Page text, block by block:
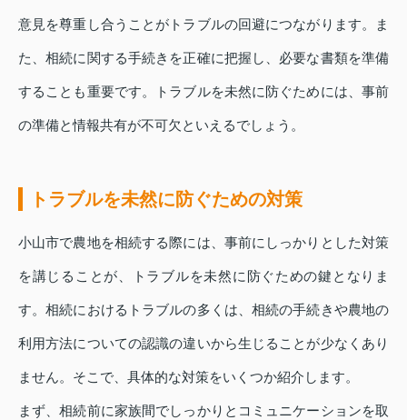
意見を尊重し合うことがトラブルの回避につながります。ま
た、相続に関する手続きを正確に把握し、必要な書類を準備
することも重要です。トラブルを未然に防ぐためには、事前
の準備と情報共有が不可欠といえるでしょう。
トラブルを未然に防ぐための対策
小山市で農地を相続する際には、事前にしっかりとした対策
を講じることが、トラブルを未然に防ぐための鍵となりま
す。相続におけるトラブルの多くは、相続の手続きや農地の
利用方法についての認識の違いから生じることが少なくあり
ません。そこで、具体的な対策をいくつか紹介します。
まず、相続前に家族間でしっかりとコミュニケーションを取